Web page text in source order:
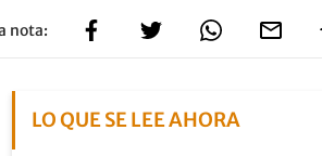
nota:
LO QUE SE LEE AHORA